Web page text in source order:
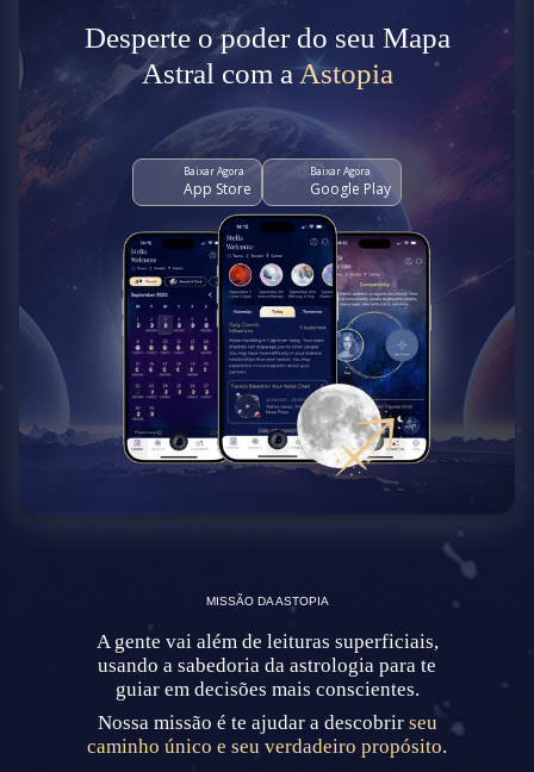
Desperte o poder do seu Mapa
Astral com aAstopia
Baixar Agora
App Store
Baixar Agora
Google Play
MISSÃO DA ASTOPIA
A gente vai além de leituras superficiais,
usando a sabedoria da astrologia para te
guiar em decisões mais conscientes.
Nossa missão é te ajudar a descobrir seu
caminho único e seu verdadeiro propósito.